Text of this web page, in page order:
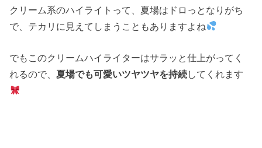
クリーム系のハイライトって、夏場はドロっとなりがち
で、テカリに見えてしまうこともありますよね
でもこのクリームハイライターはサラッと仕上がってく
れるので、夏場でも可愛いツヤツヤを持続してくれます